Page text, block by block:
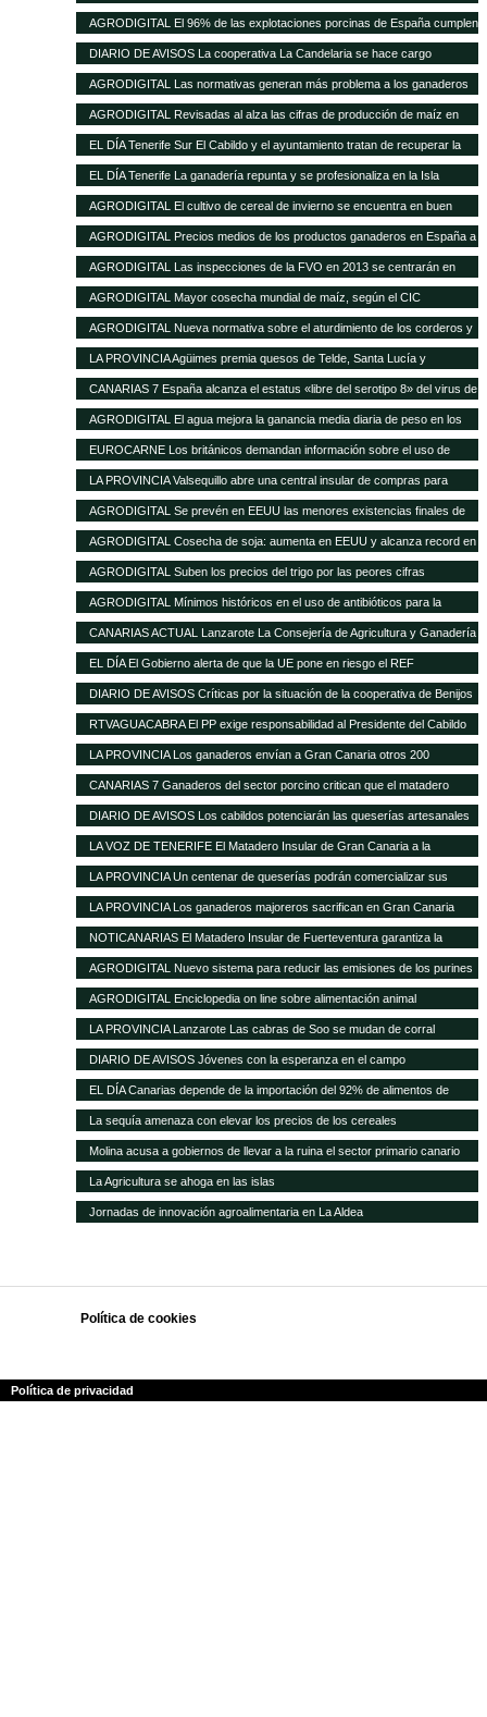
EEUU?
AGRODIGITAL El 96% de las explotaciones porcinas de España cumplen
la normativa de bienestar
DIARIO DE AVISOS La cooperativa La Candelaria se hace cargo
provisionalmente de Teisol
AGRODIGITAL Las normativas generan más problema a los ganaderos
que los precios de los cereales según la FNSEA
AGRODIGITAL Revisadas al alza las cifras de producción de maíz en
Argentina
EL DÍA Tenerife Sur El Cabildo y el ayuntamiento tratan de recuperar la
quesería
EL DÍA Tenerife La ganadería repunta y se profesionaliza en la Isla
AGRODIGITAL El cultivo de cereal de invierno se encuentra en buen
estado a pesar de las menores precipitaciones caídas
AGRODIGITAL Precios medios de los productos ganaderos en España a
16 de enero de 2013
AGRODIGITAL Las inspecciones de la FVO en 2013 se centrarán en
seguridad alimentaria y bienestar en el transporte
AGRODIGITAL Mayor cosecha mundial de maíz, según el CIC
AGRODIGITAL Nueva normativa sobre el aturdimiento de los corderos y
cabritos
LA PROVINCIA Agüimes premia quesos de Telde, Santa Lucía y
Valsequillo en la cata insular
CANARIAS 7 España alcanza el estatus «libre del serotipo 8» del virus de
la lengua azul
AGRODIGITAL El agua mejora la ganancia media diaria de peso en los
terneros
EUROCARNE Los británicos demandan información sobre el uso de
transgénicos en la alimentación animal
LA PROVINCIA Valsequillo abre una central insular de compras para
abaratar productos agrícolas
AGRODIGITAL Se prevén en EEUU las menores existencias finales de
maíz de los últimos 17 años
AGRODIGITAL Cosecha de soja: aumenta en EEUU y alcanza record en
Brasil
AGRODIGITAL Suben los precios del trigo por las peores cifras
publicadas por el USDA
AGRODIGITAL Mínimos históricos en el uso de antibióticos para la
ganadería en Holanda
CANARIAS ACTUAL Lanzarote La Consejería de Agricultura y Ganadería
del Cabildo tramitará las subvenciones de 2013 del Gobierno regional
destinadas al sector agrícola y ganadero de la isla
EL DÍA El Gobierno alerta de que la UE pone en riesgo el REF
DIARIO DE AVISOS Críticas por la situación de la cooperativa de Benijos
RTVAGUACABRA El PP exige responsabilidad al Presidente del Cabildo
ante la nefasta gestión del Matadero Insular
LA PROVINCIA Los ganaderos envían a Gran Canaria otros 200
cochinos para sacrificar
CANARIAS 7 Ganaderos del sector porcino critican que el matadero
insular funcione solo al 50%
DIARIO DE AVISOS Los cabildos potenciarán las queserías artesanales
como elemento característico del medio rural
LA VOZ DE TENERIFE El Matadero Insular de Gran Canaria a la
vanguardia de todo el Archipiélago con más de 894.346 animales
registrados durante el transcurso de 2012
LA PROVINCIA Un centenar de queserías podrán comercializar sus
productos en la Península
LA PROVINCIA Los ganaderos majoreros sacrifican en Gran Canaria
1.500 cochinos
NOTICANARIAS El Matadero Insular de Fuerteventura garantiza la
prestación regular de sus servicios para el ganado porcino
AGRODIGITAL Nuevo sistema para reducir las emisiones de los purines
AGRODIGITAL Enciclopedia on line sobre alimentación animal
LA PROVINCIA Lanzarote Las cabras de Soo se mudan de corral
DIARIO DE AVISOS Jóvenes con la esperanza en el campo
EL DÍA Canarias depende de la importación del 92% de alimentos de
consumo básico
La sequía amenaza con elevar los precios de los cereales
Molina acusa a gobiernos de llevar a la ruina el sector primario canario
La Agricultura se ahoga en las islas
Jornadas de innovación agroalimentaria en La Aldea
Política de cookies
Polí­tica de privacidad